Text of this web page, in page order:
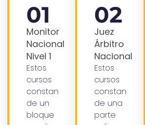
01
Monitor
Nacional
Nivel 1
Estos
cursos
constan
de un
bloque
02
Juez
Árbitro
Nacional
Estos
cursos
constan
de una
parte